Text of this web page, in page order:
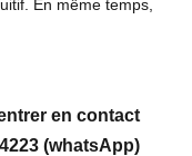
En même temps,
en contact
(whatsApp)